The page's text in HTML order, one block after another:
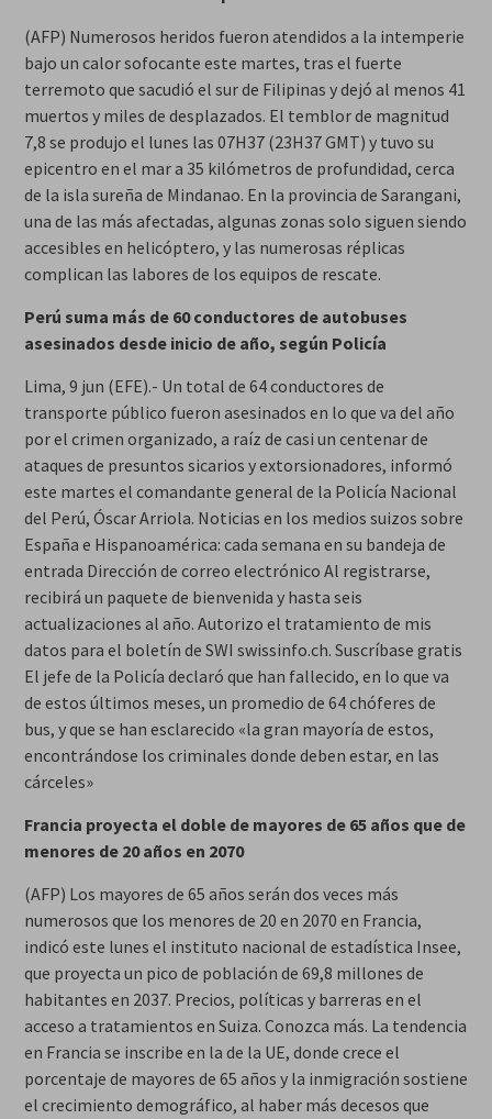
(AFP) Numerosos heridos fueron atendidos a la intemperie
bajo un calor sofocante este martes, tras el fuerte
terremoto que sacudió el sur de Filipinas y dejó al menos 41
muertos y miles de desplazados. El temblor de magnitud
7,8 se produjo el lunes las 07H37 (23H37 GMT) y tuvo su
epicentro en el mar a 35 kilómetros de profundidad, cerca
de la isla sureña de Mindanao. En la provincia de Sarangani,
una de las más afectadas, algunas zonas solo siguen siendo
accesibles en helicóptero, y las numerosas réplicas
complican las labores de los equipos de rescate.
Perú suma más de 60 conductores de autobuses
asesinados desde inicio de año, según Policía
Lima, 9 jun (EFE).- Un total de 64 conductores de
transporte público fueron asesinados en lo que va del año
por el crimen organizado, a raíz de casi un centenar de
ataques de presuntos sicarios y extorsionadores, informó
este martes el comandante general de la Policía Nacional
del Perú, Óscar Arriola. Noticias en los medios suizos sobre
España e Hispanoamérica: cada semana en su bandeja de
entrada Dirección de correo electrónico Al registrarse,
recibirá un paquete de bienvenida y hasta seis
actualizaciones al año. Autorizo el tratamiento de mis
datos para el boletín de SWI swissinfo.ch. Suscríbase gratis
El jefe de la Policía declaró que han fallecido, en lo que va
de estos últimos meses, un promedio de 64 chóferes de
bus, y que se han esclarecido «la gran mayoría de estos,
encontrándose los criminales donde deben estar, en las
cárceles»
Francia proyecta el doble de mayores de 65 años que de
menores de 20 años en 2070
(AFP) Los mayores de 65 años serán dos veces más
numerosos que los menores de 20 en 2070 en Francia,
indicó este lunes el instituto nacional de estadística Insee,
que proyecta un pico de población de 69,8 millones de
habitantes en 2037. Precios, políticas y barreras en el
acceso a tratamientos en Suiza. Conozca más. La tendencia
en Francia se inscribe en la de la UE, donde crece el
porcentaje de mayores de 65 años y la inmigración sostiene
el crecimiento demográfico, al haber más decesos que